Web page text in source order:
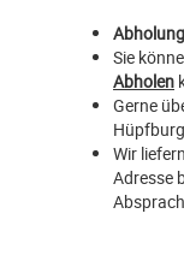
Sie
Abholen
Gerne
Wir
Adresse